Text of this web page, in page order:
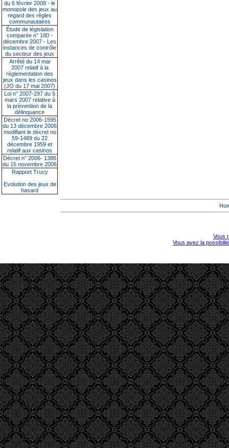
du 6 février 2008 - le
monopole des jeux au
regard des règles
communautaires
Étude de législation
comparée n° 180 -
décembre 2007 - Les
instances de contrôle
du secteur des jeux
Arrêté du 14 mai
2007 relatif à la
réglementation des
jeux dans les casinos
(JO du 17 mai 2007)
Loi n° 2007-297 du 5
mars 2007 relative à
la prévention de la
délinquance
Décret no 2006-1595
du 13 décembre 2006
modifiant le décret no
59-1489 du 22
décembre 1959 et
relatif aux casinos
Décret n° 2006- 1386
du 15 novembre 2006
Rapport Trucy
Evolution des jeux de
hasard
Vous
Vous avez la